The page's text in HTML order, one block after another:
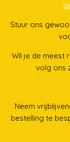
Stuur ons
Wil je de meest
volg ons
Neem
bestelling te